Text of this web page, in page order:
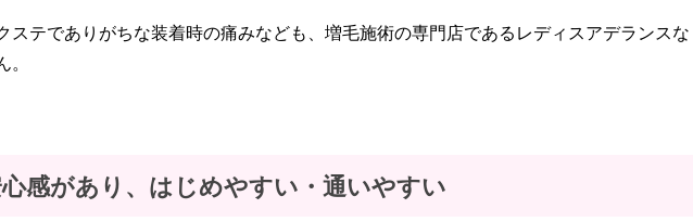
ステでありがちな装着時の痛みなども、増毛施術の専門店であるレディスアデランスな
。
感があり、はじめやすい・通いやすい